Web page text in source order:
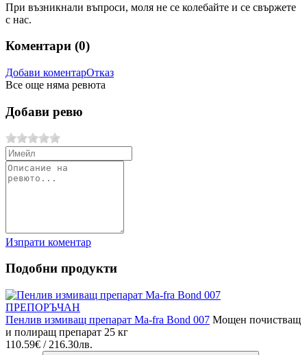
При възникнали въпроси, моля не се колебайте и се свържете
с нас.
Коментари (0)
Добави коментарОтказ
Все още няма ревюта
Добави ревю
Изпрати коментар
Подобни продукти
ПРЕПОРЪЧАН
Пенлив измиващ препарат Ма-fra Bond 007 Мощен почистващ
и полиращ препарат 25 кг
110.59€ / 216.30лв.